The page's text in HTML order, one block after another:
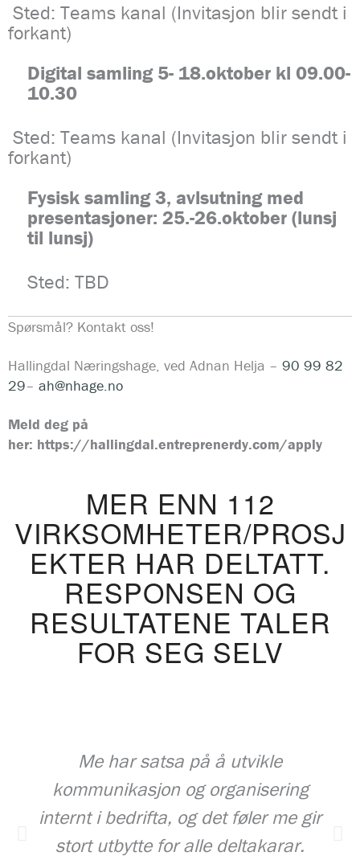
Sted: Teams kanal (Invitasjon blir sendt i
forkant)
Digital samling5- 18.oktober kl 09.00-
10.30
Sted: Teams kanal (Invitasjon blir sendt i
forkant)
Fysisk samling 3, avlsutning med
presentasjoner: 25.-26.oktober (lunsj
til lunsj)
Sted: TBD
Spørsmål? Kontakt oss!
Hallingdal Næringshage, ved Adnan Helja – 90 99 82
29– ah@nhage.no
Meld deg på
her: https://hallingdal.entreprenerdy.com/apply
MER ENN 112
VIRKSOMHETER/PROSJ
EKTER HAR DELTATT.
RESPONSEN OG
RESULTATENE TALER
FOR SEG SELV
Me har satsa på å utvikle
kommunikasjon og organisering
internt i bedrifta, og det føler me gir
stort utbytte for alle deltakarar.